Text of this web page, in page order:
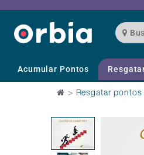
Acumular Pontos
> Resgatar pontos